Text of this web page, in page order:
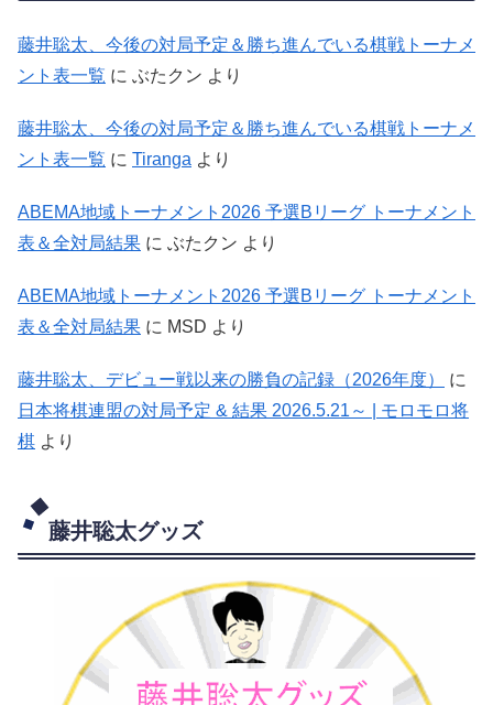
藤井聡太、今後の対局予定＆勝ち進んでいる棋戦トーナメ
ント表一覧 に ぶたクン より
藤井聡太、今後の対局予定＆勝ち進んでいる棋戦トーナメ
ント表一覧 に Tiranga より
ABEMA地域トーナメント2026 予選Bリーグ トーナメント
表＆全対局結果 に ぶたクン より
ABEMA地域トーナメント2026 予選Bリーグ トーナメント
表＆全対局結果 に MSD より
藤井聡太、デビュー戦以来の勝負の記録（2026年度）
に
日本将棋連盟の対局予定 & 結果 2026.5.21～ | モロモロ将
棋 より
藤井聡太グッズ